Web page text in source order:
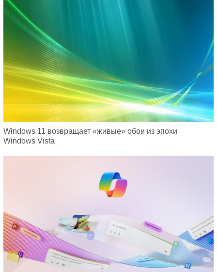
Windows 11 возвращает «живые» обои из эпохи
Windows Vista